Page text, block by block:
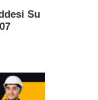
Su